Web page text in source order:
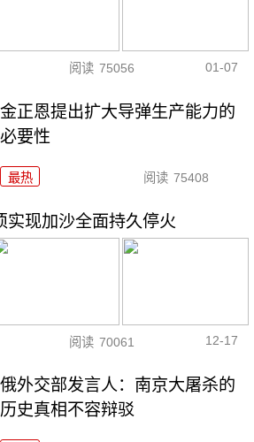
阅读 75056 01-07
金正恩提出扩大导弹生产能力的
必要性
最热 阅读 75408
实现加沙全面持久停火
阅读 70061 12-17
俄外交部发言人：南京大屠杀的
历史真相不容辩驳